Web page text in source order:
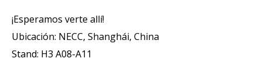
¡Esperamos verte allí!
Ubicación: NECC, Shanghái, China
Stand: H3 A08-A11